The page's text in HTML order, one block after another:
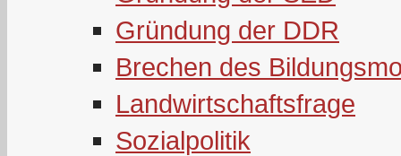
Gründung der DDR
Brechen des
Landwirtschaftsfrage
Sozialpolitik